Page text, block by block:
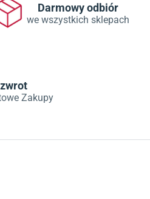
Darmowy odbiór
we wszystkich sklepach
Zakupy